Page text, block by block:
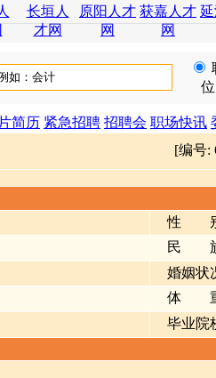
长垣人
才网
原阳人才
网
获嘉人才
网
位
简历 紧急招聘 招聘会 职场快讯
[编号:
性
民
婚姻状
体
毕业院